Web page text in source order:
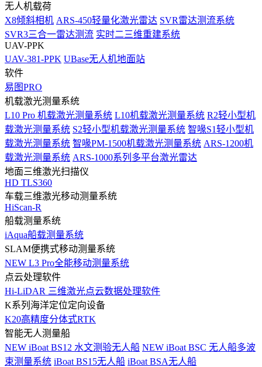
无人机载荷
X8倾斜相机 ARS-450轻量化激光雷达 SVR雷达测流系统
SVR3三合一雷达测流 实时二三维重建系统
UAV-PPK
UAV-381-PPK UBase无人机地面站
软件
易图PRO
机载激光测量系统
L10 Pro 机载激光测量系统 L10机载激光测量系统 R2轻小型机
载激光测量系统 S2轻小型机载激光测量系统 智喙S1轻小型机
载激光测量系统 智喙PM-1500机载激光测量系统 ARS-1200机
载激光测量系统 ARS-1000系列多平台激光雷达
地面三维激光扫描仪
HD TLS360
车载三维激光移动测量系统
HiScan-R
船载测量系统
iAqua船载测量系统
SLAM便携式移动测量系统
NEW L3 Pro全能移动测量系统
点云处理软件
Hi-LiDAR 三维激光点云数据处理软件
K系列海洋定位定向设备
K20高精度分体式RTK
智能无人测量船
NEW iBoat BS12 水文测验无人船 NEW iBoat BSC 无人船多波
束测量系统 iBoat BS15无人船 iBoat BSA无人船